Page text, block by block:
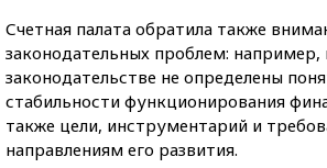
Счетная палата обратила также
законодательных проблем: например,
законодательстве не определены
стабильности функционирования
также цели, инструментарий и
направлениям его развития.